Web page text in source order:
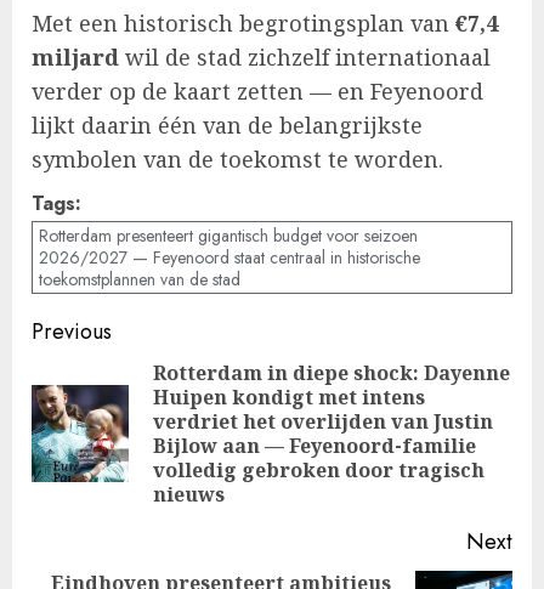
Met een historisch begrotingsplan van €7,4
miljard wil de stad zichzelf internationaal
verder op de kaart zetten — en Feyenoord
lijkt daarin één van de belangrijkste
symbolen van de toekomst te worden.
Tags:
Rotterdam presenteert gigantisch budget voor seizoen
2026/2027 — Feyenoord staat centraal in historische
toekomstplannen van de stad
Post
navigation
Previous
Rotterdam in diepe shock: Dayenne
Huipen kondigt met intens
verdriet het overlijden van Justin
Bijlow aan — Feyenoord-familie
volledig gebroken door tragisch
nieuws
Next
Eindhoven presenteert ambitieus